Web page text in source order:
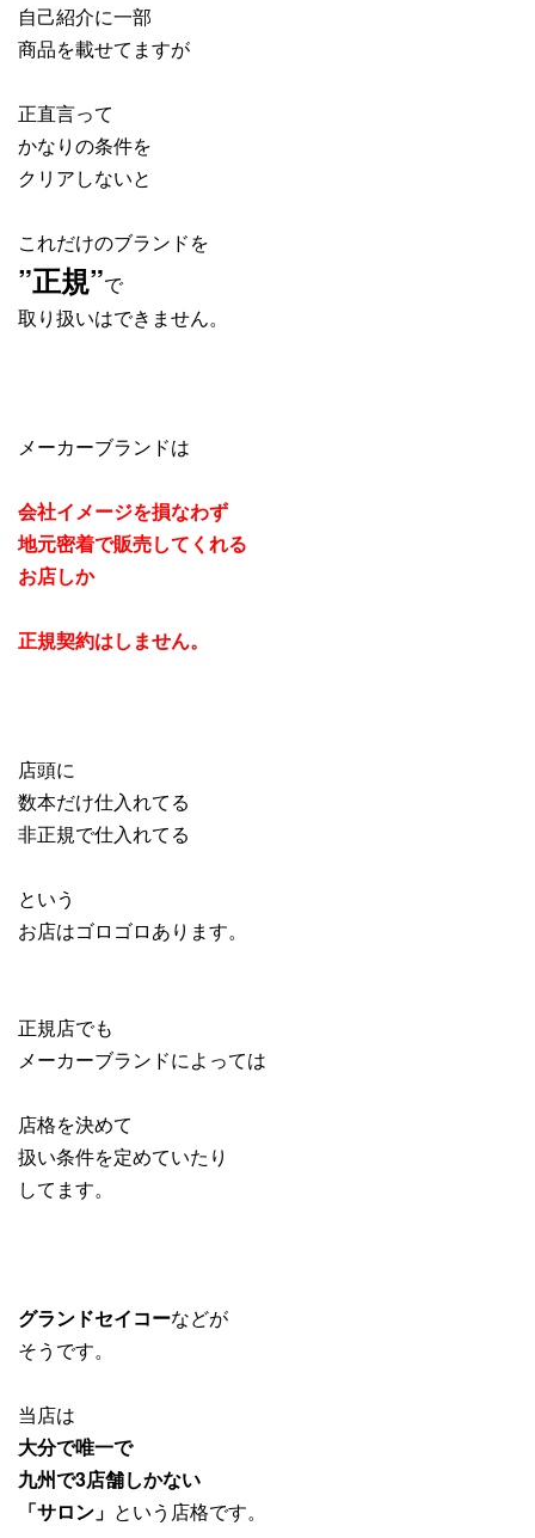
自己紹介に一部
商品を載せてますが
正直言って
かなりの条件を
クリアしないと
これだけのブランドを
”正規”で
取り扱いはできません。
メーカーブランドは
会社イメージを損なわず
地元密着で販売してくれる
お店しか
正規契約はしません。
店頭に
数本だけ仕入れてる
非正規で仕入れてる
という
お店はゴロゴロあります。
正規店でも
メーカーブランドによっては
店格を決めて
扱い条件を定めていたり
してます。
グランドセイコーなどが
そうです。
当店は
大分で唯一で
九州で3店舗しかない
「サロン」 という店格です。